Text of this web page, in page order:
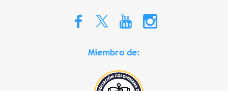
Miembro de: